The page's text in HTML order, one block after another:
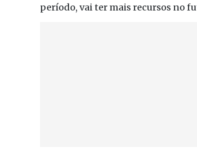
período, vai ter mais recursos no